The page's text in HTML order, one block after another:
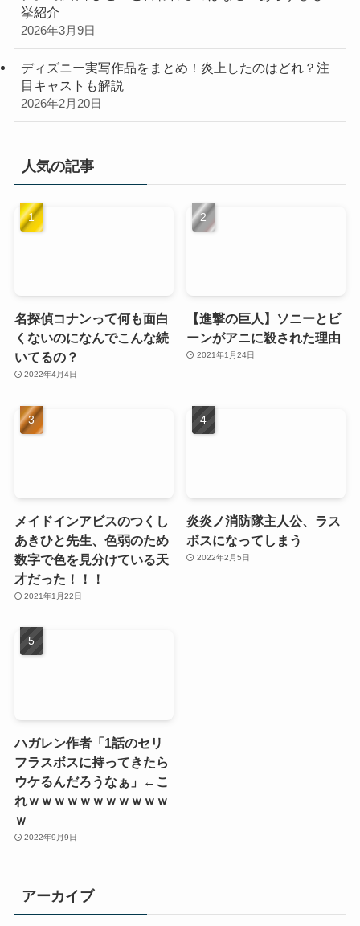
挙紹介
2026年3月9日
ディズニー実写作品をまとめ！炎上したのはどれ？注
目キャストも解説
2026年2月20日
人気の記事
名探偵コナンって何も面白
くないのになんでこんな続
いてるの？
2022年4月4日
【進撃の巨人】ソニーとビ
ーンがアニに殺された理由
2021年1月24日
メイドインアビスのつくし
あきひと先生、色弱のため
数字で色を見分けている天
才だった！！！
2021年1月22日
炎炎ノ消防隊主人公、ラス
ボスになってしまう
2022年2月5日
ハガレン作者「1話のセリ
フラスボスに持ってきたら
ウケるんだろうなぁ」←こ
れｗｗｗｗｗｗｗｗｗｗｗ
ｗ
2022年9月9日
アーカイブ